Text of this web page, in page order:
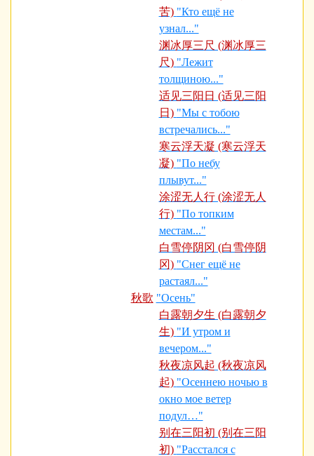
苦) "Кто ещё не
узнал..."
渊冰厚三尺 (渊冰厚三
尺) "Лежит
толщиною..."
适见三阳日 (适见三阳
日) "Мы с тобою
встречались..."
寒云浮天凝 (寒云浮天
凝) "По небу
плывут..."
涂涩无人行 (涂涩无人
行) "По топким
местам..."
白雪停阴冈 (白雪停阴
冈) "Снег ещё не
растаял..."
秋歌 "Осень"
白露朝夕生 (白露朝夕
生) "И утром и
вечером..."
秋夜凉风起 (秋夜凉风
起) "Осеннею ночью в
окно мое ветер
подул…"
别在三阳初 (别在三阳
初) "Расстался с